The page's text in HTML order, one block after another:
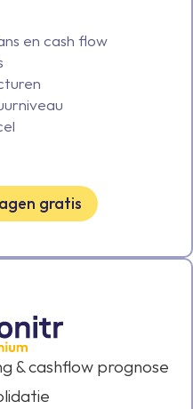
en cash flow
gratis
& cashflow prognose